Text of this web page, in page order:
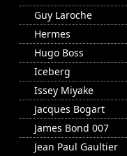
Guy Laroche
Hermes
Hugo Boss
Iceberg
Issey Miyake
Jacques Bogart
James Bond 007
Jean Paul Gaultier